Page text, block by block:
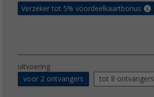
Verzeker tot 5% voordeelkaartbonus
uitvoering
voor 2 ontvangers
tot 8 ontvangers